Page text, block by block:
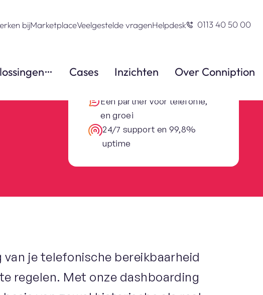
bijMarketplaceVeelgestelde vragenHelpdesk 0113 40 50 00
Cases Inzichten Over Conniption
Altijd professionele
Eén partner voor telefonie,
en groei
24/7 support en 99,8%
uptime
je telefonische bereikbaarheid
regelen. Met onze dashboarding